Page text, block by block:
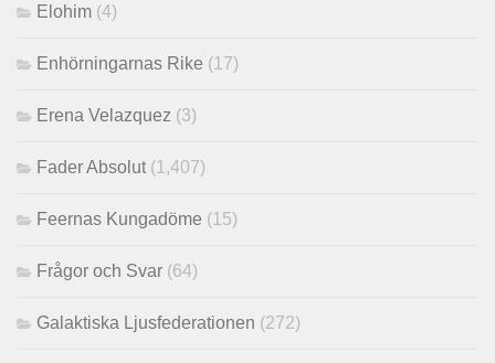
Elohim (4)
Enhörningarnas Rike (17)
Erena Velazquez (3)
Fader Absolut (1,407)
Feernas Kungadöme (15)
Frågor och Svar (64)
Galaktiska Ljusfederationen (272)